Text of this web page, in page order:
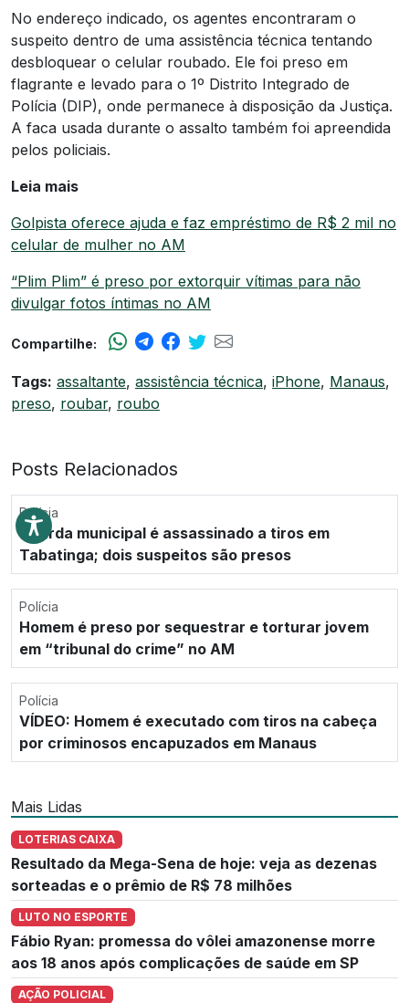
No endereço indicado, os agentes encontraram o
suspeito dentro de uma assistência técnica tentando
desbloquear o celular roubado. Ele foi preso em
flagrante e levado para o 1º Distrito Integrado de
Polícia (DIP), onde permanece à disposição da Justiça.
A faca usada durante o assalto também foi apreendida
pelos policiais.
Leia mais
Golpista oferece ajuda e faz empréstimo de R$ 2 mil no
celular de mulher no AM
“Plim Plim” é preso por extorquir vítimas para não
divulgar fotos íntimas no AM
Compartilhe:
Tags: assaltante, assistência técnica, iPhone, Manaus,
preso, roubar, roubo
Posts Relacionados
Polícia
Guarda municipal é assassinado a tiros em
Tabatinga; dois suspeitos são presos
Polícia
Homem é preso por sequestrar e torturar jovem
em “tribunal do crime” no AM
Polícia
VÍDEO: Homem é executado com tiros na cabeça
por criminosos encapuzados em Manaus
Mais Lidas
LOTERIAS CAIXA
Resultado da Mega-Sena de hoje: veja as dezenas
sorteadas e o prêmio de R$ 78 milhões
LUTO NO ESPORTE
Fábio Ryan: promessa do vôlei amazonense morre
aos 18 anos após complicações de saúde em SP
AÇÃO POLICIAL